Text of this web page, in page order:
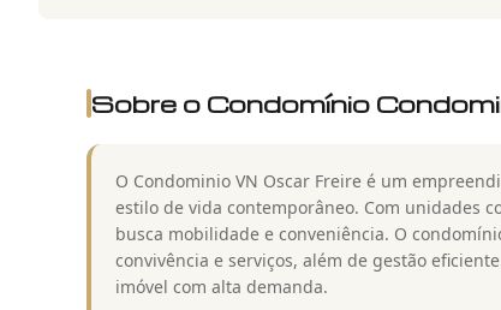
Sobre o Condomínio
O Condominio VN Oscar Freire é um
estilo de vida contemporâneo. Com unidades
busca mobilidade e conveniência. O
convivência e serviços, além de gestão
imóvel com alta demanda.